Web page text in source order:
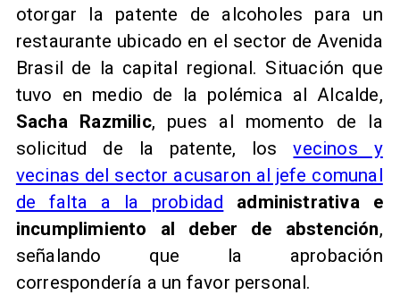
otorgar la patente de alcoholes para un
restaurante ubicado en el sector de Avenida
Brasil de la capital regional. Situación que
tuvo en medio de la polémica al Alcalde,
Sacha Razmilic, pues al momento de la
solicitud de la patente, losvecinos y
vecinas del sector acusaron al jefe comunal
de falta a la probidad administrativa e
incumplimiento al deber de abstención,
señalando que la aprobación
correspondería a un favor personal.